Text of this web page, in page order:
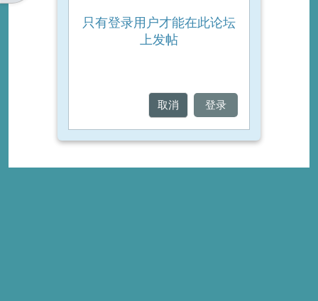
只有登录用户才能在此论坛
上发帖
取消 登录